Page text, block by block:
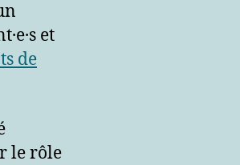
et
de
le rôle